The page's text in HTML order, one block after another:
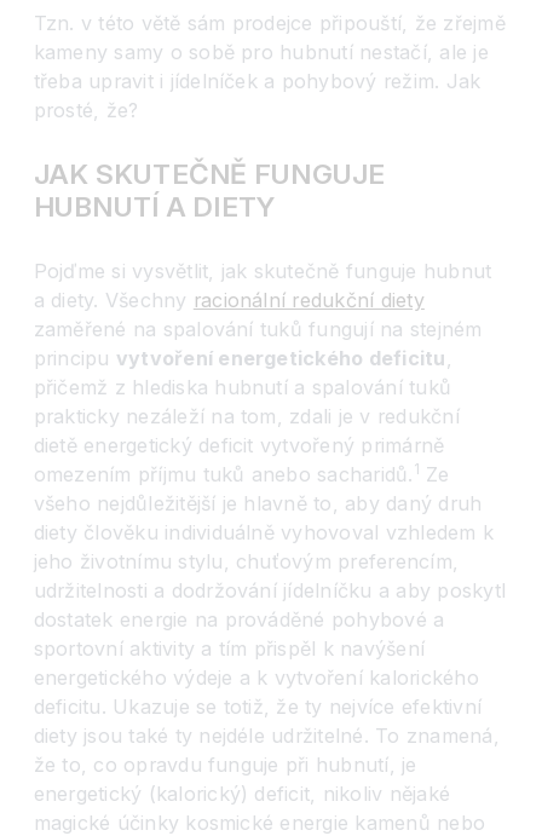
Tzn. v této větě sám prodejce připouští, že zřejmě
kameny samy o sobě pro hubnutí nestačí, ale je
třeba upravit i jídelníček a pohybový režim. Jak
prosté, že?
JAK SKUTEČNĚ FUNGUJE
HUBNUTÍ A DIETY
Pojďme si vysvětlit, jak skutečně funguje hubnut
a diety. Všechny racionální redukční diety
zaměřené na spalování tuků fungují na stejném
principu vytvoření energetického deficitu
přičemž z hlediska hubnutí a spalování tuků
prakticky nezáleží na tom, zdali je v redukční
dietě energetický deficit vytvořený primárně
omezením příjmu tuků anebo sacharidů. 1 Ze
všeho nejdůležitější je hlavně to, aby daný druh
diety člověku individuálně vyhovoval vzhledem k
jeho životnímu stylu, chuťovým preferencím,
udržitelnosti a dodržování jídelníčku a aby poskytl
dostatek energie na prováděné pohybové a
sportovní aktivity a tím přispěl k navýšení
energetického výdeje a k vytvoření kalorického
deficitu. Ukazuje se totiž, že ty nejvíce efektivní
diety jsou také ty nejdéle udržitelné. To znamená,
že to, co opravdu funguje při hubnutí, je
energetický (kalorický) deficit, nikoliv nějaké
magické účinky kosmické energie kamenů nebo